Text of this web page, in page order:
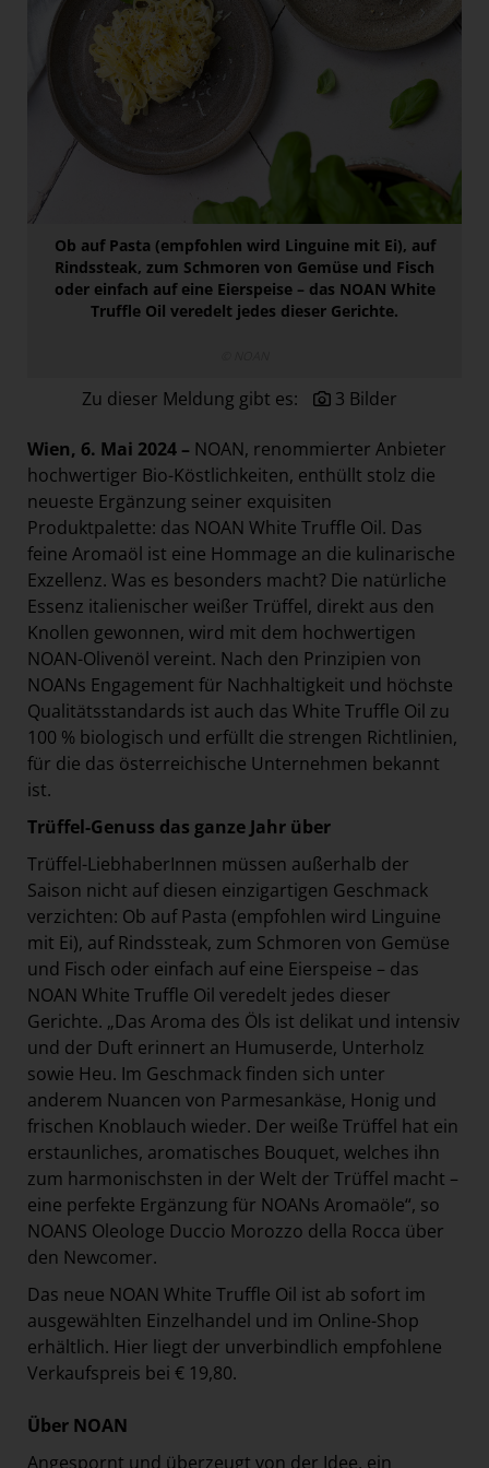
Paradies Garten
section.d
Swiss Life Select
The Companion
The Hoxton
Vöslauer
KONTAKT
Ob auf Pasta (empfohlen wird Linguine mit Ei), auf
Rindssteak, zum Schmoren von Gemüse und Fisch
oder einfach auf eine Eierspeise – das NOAN White
Truffle Oil veredelt jedes dieser Gerichte.
Zu dieser Meldung gibt es: 3 Bilder
Wien, 6. Mai 2024 – NOAN, renommierter Anbieter
hochwertiger Bio-Köstlichkeiten, enthüllt stolz die
neueste Ergänzung seiner exquisiten
Produktpalette: das NOAN White Truffle Oil. Das
feine Aromaöl ist eine Hommage an die kulinarische
Exzellenz. Was es besonders macht? Die natürliche
Essenz italienischer weißer Trüffel, direkt aus den
Knollen gewonnen, wird mit dem hochwertigen
NOAN-Olivenöl vereint. Nach den Prinzipien von
NOANs Engagement für Nachhaltigkeit und höchste
Qualitätsstandards ist auch das White Truffle Oil zu
100 % biologisch und erfüllt die strengen Richtlinien,
für die das österreichische Unternehmen bekannt
ist.
Trüffel-Genuss das ganze Jahr über
Trüffel-LiebhaberInnen müssen außerhalb der
Saison nicht auf diesen einzigartigen Geschmack
verzichten: Ob auf Pasta (empfohlen wird Linguine
mit Ei), auf Rindssteak, zum Schmoren von Gemüse
und Fisch oder einfach auf eine Eierspeise – das
NOAN White Truffle Oil veredelt jedes dieser
Gerichte. „Das Aroma des Öls ist delikat und intensiv
und der Duft erinnert an Humuserde, Unterholz
sowie Heu. Im Geschmack finden sich unter
anderem Nuancen von Parmesankäse, Honig und
frischen Knoblauch wieder. Der weiße Trüffel hat ein
erstaunliches, aromatisches Bouquet, welches ihn
zum harmonischsten in der Welt der Trüffel macht –
eine perfekte Ergänzung für NOANs Aromaöle“, so
NOANS Oleologe Duccio Morozzo della Rocca über
den Newcomer.
Das neue NOAN White Truffle Oil ist ab sofort im
ausgewählten Einzelhandel und im Online-Shop
erhältlich. Hier liegt der unverbindlich empfohlene
Verkaufspreis bei € 19,80.
Über NOAN
Angespornt und überzeugt von der Idee, ein